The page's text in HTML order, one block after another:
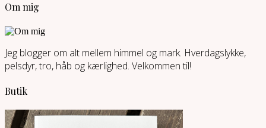
Om mig
Jeg blogger om alt mellem himmel og mark. Hverdagslykke,
pelsdyr, tro, håb og kærlighed. Velkommen til!
Butik